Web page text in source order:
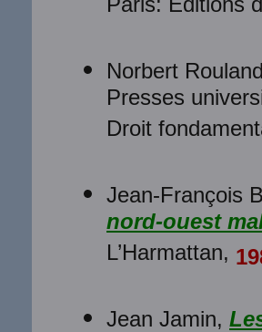
Paris: Éditions
Norbert
Presses
Droit
Jean-François
nord-ouest
L’Harmattan,
Jean Jamin,